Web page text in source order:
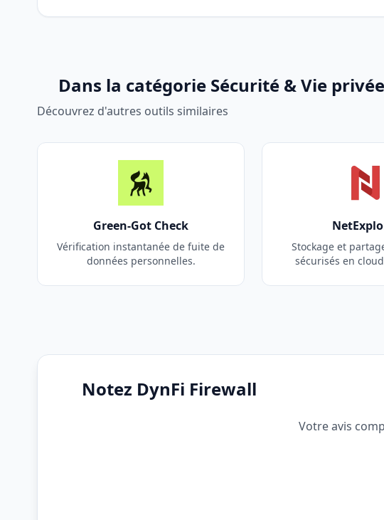
Dans la catégorie Sécurité & Vie privée
Découvrez d'autres outils similaires
Green-Got Check
Vérification instantanée de fuite de
données personnelles.
Stockage et
sécurisés en
Notez DynFi Firewall
Votre avis